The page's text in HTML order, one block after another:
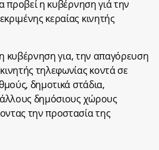
προβεί η κυβέρνηση γιά την
κεραίας κινητής
η κυβέρνηση για, την απαγόρευση
τηλεφωνίας κοντά σε
δημοτικά στάδια,
δημόσιους χώρους
την προστασία της